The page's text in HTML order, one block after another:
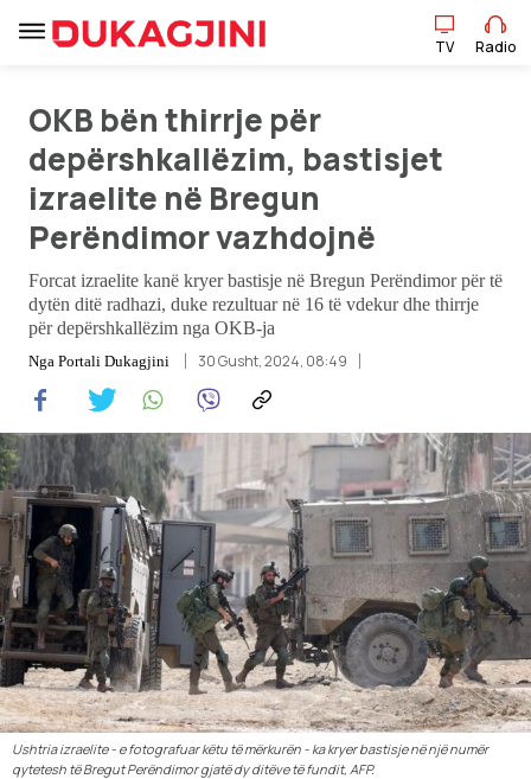
TV
Lajme
Sport
Pikëpamje
Art Jete
Kulturë
Showbiz
Ekonomi
Teknologji
Udhëtime
TV Radio
OKB bën thirrje për
depërshkallëzim, bastisjet
izraelite në Bregun
Perëndimor vazhdojnë
Forcat izraelite kanë kryer bastisje në Bregun Perëndimor për të
dytën ditë radhazi, duke rezultuar në 16 të vdekur dhe thirrje
për depërshkallëzim nga OKB-ja
Nga Portali Dukagjini 30 Gusht, 2024, 08:49
Ushtria izraelite - e fotografuar këtu të mërkurën - ka kryer bastisje në një numër
qytetesh të Bregut Perëndimor gjatë dy ditëve të fundit, AFP.